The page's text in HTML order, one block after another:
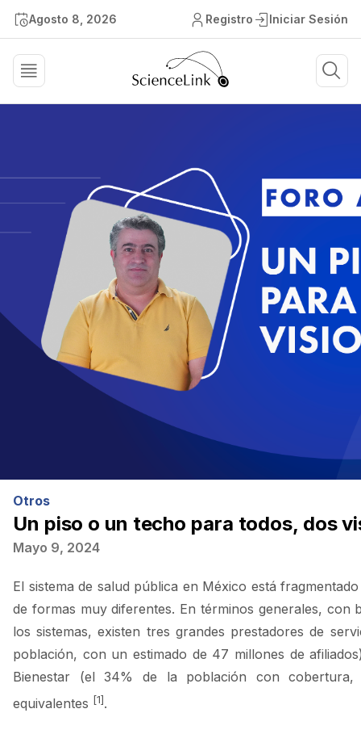
Agosto 8, 2026 Registro Iniciar Sesión
Otros
Un piso o un techo para todos, dos
Mayo 9, 2024
El sistema de salud pública en México está
de formas muy diferentes. En términos generales, con
los sistemas, existen tres grandes prestadores de
población, con un estimado de 47 millones de
Bienestar (el 34% de la población con
equivalentes [1].